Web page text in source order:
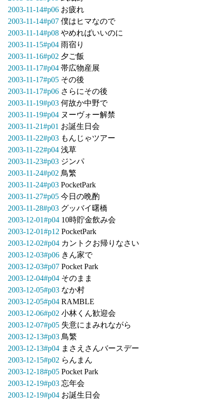
2003-11-14#p06 お疲れ
2003-11-14#p07 僕はヒマなので
2003-11-14#p08 やめればいいのに
2003-11-15#p04 雨宿り
2003-11-16#p02 夕ご飯
2003-11-17#p04 帯広物産展
2003-11-17#p05 その後
2003-11-17#p06 さらにその後
2003-11-19#p03 何故か中野で
2003-11-19#p04 ヌーヴォー解禁
2003-11-21#p01 お誕生日会
2003-11-22#p03 もんじゃツアー
2003-11-22#p04 浅草
2003-11-23#p03 ジンパ
2003-11-24#p02 鳥繁
2003-11-24#p03 PocketPark
2003-11-27#p05 今日の晩酌
2003-11-28#p03 グッバイ曙橋
2003-12-01#p04 10時貯金飲み会
2003-12-01#p12 PocketPark
2003-12-02#p04 カントクお帰りなさい
2003-12-03#p06 きん家で
2003-12-03#p07 Pocket Park
2003-12-04#p04 そのまま
2003-12-05#p03 なか村
2003-12-05#p04 RAMBLE
2003-12-06#p02 小林くん歓迎会
2003-12-07#p05 失意にまみれながら
2003-12-13#p03 鳥繁
2003-12-13#p04 まさえさんバースデー
2003-12-15#p02 らんまん
2003-12-18#p05 Pocket Park
2003-12-19#p03 忘年会
2003-12-19#p04 お誕生日会